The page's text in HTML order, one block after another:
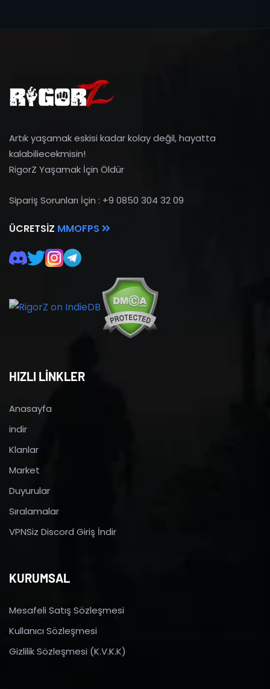
Artık yaşamak eskisi kadar kolay değil, hayatta
kalabiliecekmisin!
RigorZ Yaşamak İçin Öldür
Sipariş Sorunları İçin : +9 0850 304 32 09
ÜCRETSIZ MMOFPS
HIZLI LİNKLER
Anasayfa
indir
Klanlar
Market
Duyurular
Sıralamalar
VPNSiz Discord Giriş İndir
KURUMSAL
Mesafeli Satış Sözleşmesi
Kullanıcı Sözleşmesi
Gizlilik Sözleşmesi (K.V.K.K)